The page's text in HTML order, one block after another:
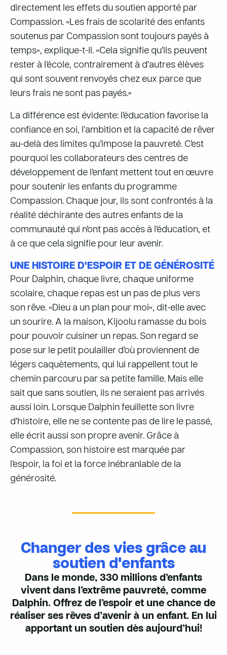
directement les effets du soutien apporté par
Compassion. «Les frais de scolarité des enfants
soutenus par Compassion sont toujours payés à
temps», explique-t-il. «Cela signifie qu’ils peuvent
rester à l’école, contrairement à d’autres élèves
qui sont souvent renvoyés chez eux parce que
leurs frais ne sont pas payés.»
La différence est évidente: l’éducation favorise la
confiance en soi, l’ambition et la capacité de rêver
au-delà des limites qu’impose la pauvreté. C’est
pourquoi les collaborateurs des centres de
développement de l’enfant mettent tout en œuvre
pour soutenir les enfants du programme
Compassion. Chaque jour, ils sont confrontés à la
réalité déchirante des autres enfants de la
communauté qui n’ont pas accès à l’éducation, et
à ce que cela signifie pour leur avenir.
UNE HISTOIRE D'ESPOIR ET DE GÉNÉROSITÉ
Pour Dalphin, chaque livre, chaque uniforme
scolaire, chaque repas est un pas de plus vers
son rêve. «Dieu a un plan pour moi», dit-elle avec
un sourire. A la maison, Kijoolu ramasse du bois
pour pouvoir cuisiner un repas. Son regard se
pose sur le petit poulailler d’où proviennent de
légers caquètements, qui lui rappellent tout le
chemin parcouru par sa petite famille. Mais elle
sait que sans soutien, ils ne seraient pas arrivés
aussi loin. Lorsque Dalphin feuillette son livre
d’histoire, elle ne se contente pas de lire le passé,
elle écrit aussi son propre avenir. Grâce à
Compassion, son histoire est marquée par
l’espoir, la foi et la force inébranlable de la
générosité.
Changer des vies grâce au
soutien d'enfants
Dans le monde, 330 millions d’enfants
vivent dans l’extrême pauvreté, comme
Dalphin. Offrez de l’espoir et une chance de
réaliser ses rêves d’avenir à un enfant. En lui
apportant un soutien dès aujourd’hui!